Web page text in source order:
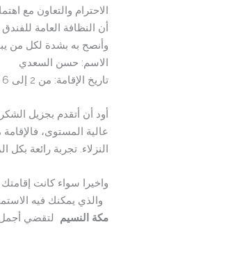
الاحترام والتعاون مع
أن النظافة العامة
وأنصح به بشدة لكل من
الاسم: حسن السعدي
تاريخ الإقامة: من 2 إلى 6 يناير
أود أن أتقدم بجزيل
عالية المستوى،
النزلاء. تجربة رائعة
واخيرا سواء كانت
والذي يمكنك فيه
مكة النسيم
لتقضي